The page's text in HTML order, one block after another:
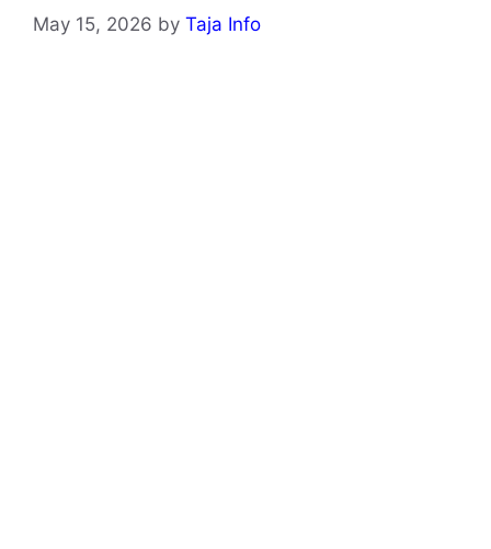
May 15, 2026 by Taja Info